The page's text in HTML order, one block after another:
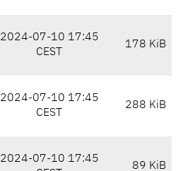
2024-07-10 17:45
CEST
178 KiB
2024-07-10 17:45
CEST
288 KiB
2024-07-10 17:45
89 KiB